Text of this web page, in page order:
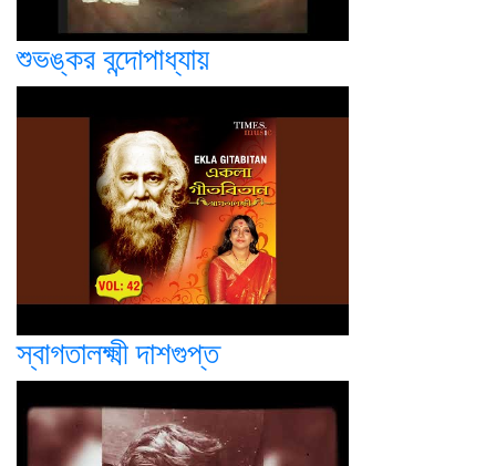
শুভঙ্কর বন্দোপাধ্যায়
স্বাগতালক্ষ্মী দাশগুপ্ত